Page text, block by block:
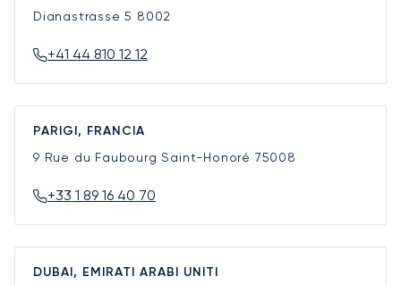
Dianastrasse 5 8002
+41 44 810 12 12
PARIGI, FRANCIA
9 Rue du Faubourg Saint-Honoré 75008
+33 1 89 16 40 70
DUBAI, EMIRATI ARABI UNITI